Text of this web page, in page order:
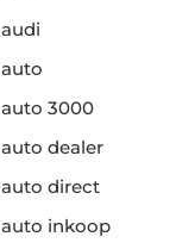
audi
auto
auto 3000
auto dealer
auto direct
auto inkoop